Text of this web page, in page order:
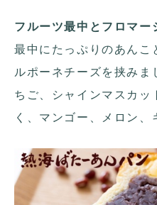
フルーツ最中とフロマー
最中にたっぷりのあんこ
ルポーネチーズを挟み
ちご、シャインマスカッ
く、マンゴー、メロン、